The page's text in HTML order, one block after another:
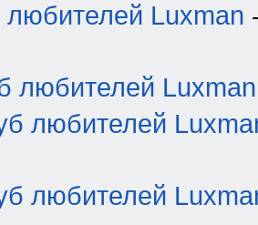
любителей Luxman
любителей Luxman
любителей
любителей